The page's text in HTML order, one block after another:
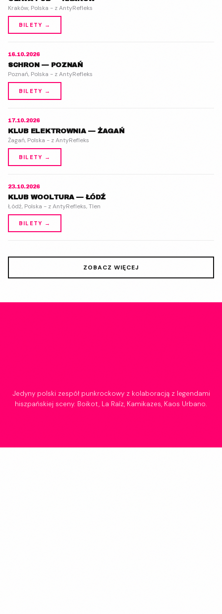
Kraków, Polska - z AntyRefleks
BILETY →
16.10.2026
SCHRON — POZNAŃ
Poznań, Polska - z AntyRefleks
BILETY →
17.10.2026
KLUB ELEKTROWNIA — ŻAGAŃ
Żagań, Polska - z AntyRefleks
BILETY →
23.10.2026
KLUB WOOLTURA — ŁÓDŹ
Łódź, Polska - z AntyRefleks, Tlen
BILETY →
ZOBACZ WIĘCEJ
Jedyny polski zespół punkrockowy z kolaboracją z legendami
hiszpańskiej sceny. Boikot, La Raíz, Kamikazes, Kaos Urbano.